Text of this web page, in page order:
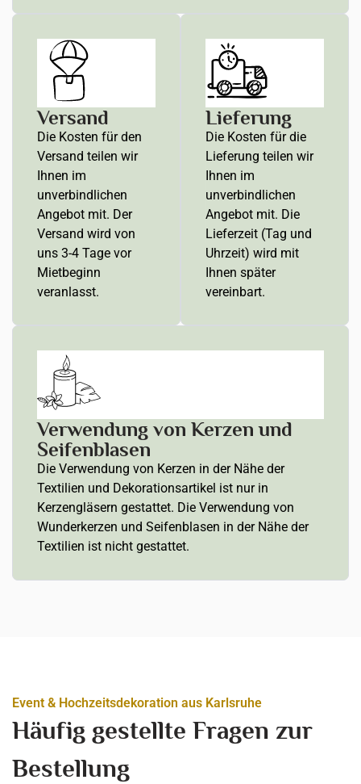
Versand
Die Kosten für den
Versand teilen wir
Ihnen im
unverbindlichen
Angebot mit. Der
Versand wird von
uns 3-4 Tage vor
Mietbeginn
veranlasst.
Lieferung
Die Kosten für die
Lieferung teilen wir
Ihnen im
unverbindlichen
Angebot mit. Die
Lieferzeit (Tag und
Uhrzeit) wird mit
Ihnen später
vereinbart.
Verwendung von Kerzen und
Seifenblasen
Die Verwendung von Kerzen in der Nähe der
Textilien und Dekorationsartikel ist nur in
Kerzengläsern gestattet. Die Verwendung von
Wunderkerzen und Seifenblasen in der Nähe der
Textilien ist nicht gestattet.
Event & Hochzeitsdekoration aus Karlsruhe
Häufig gestellte Fragen zur
Bestellung